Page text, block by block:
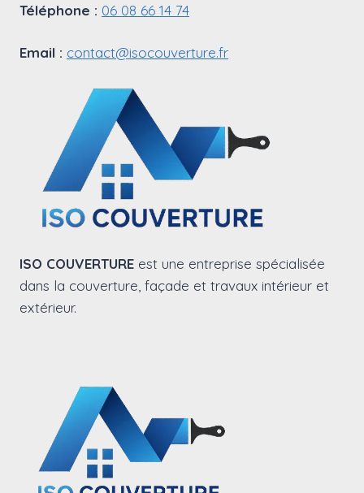
Téléphone : 06 08 66 14 74
Email : contact@isocouverture.fr
ISO COUVERTURE est une entreprise spécialisée
dans la couverture, façade et travaux intérieur et
extérieur.